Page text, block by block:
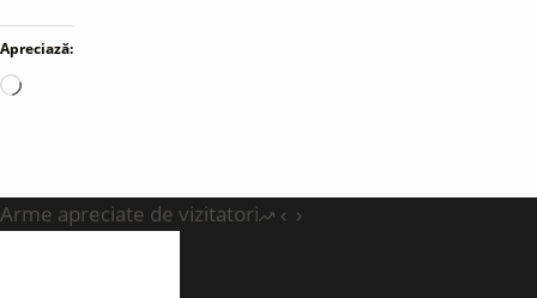
Apreciază:
Încarc...
Arme apreciate de vizitatori